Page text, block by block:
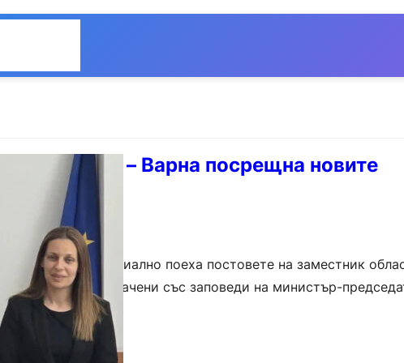
– Варна посрещна новите
Христов официално поеха постовете на заместник
Варна. Те са назначени със заповеди на министър-
2026 г. Новите…